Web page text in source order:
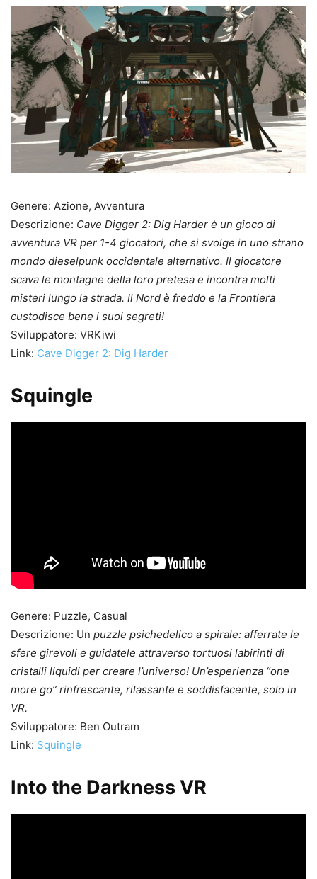
Genere: Azione, Avventura
Descrizione: Cave Digger 2: Dig Harder è un gioco di
avventura VR per 1-4 giocatori, che si svolge in uno strano
mondo dieselpunk occidentale alternativo. Il giocatore
scava le montagne della loro pretesa e incontra molti
misteri lungo la strada. Il Nord è freddo e la Frontiera
custodisce bene i suoi segreti!
Sviluppatore: VRKiwi
Link: Cave Digger 2: Dig Harder
Squingle
Genere: Puzzle, Casual
Descrizione: Un puzzle psichedelico a spirale: afferrate le
sfere girevoli e guidatele attraverso tortuosi labirinti di
cristalli liquidi per creare l’universo! Un’esperienza “one
more go” rinfrescante, rilassante e soddisfacente, solo in
VR.
Sviluppatore: Ben Outram
Link: Squingle
Into the Darkness VR